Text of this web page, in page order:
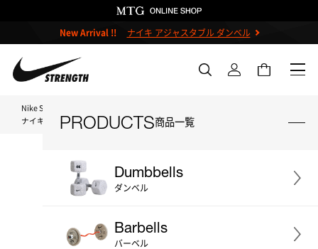
New Arrival !! ナイキ アジャスタブル ダンベル
＃バーベル ＃プレート
PRODUCTS商品一覧
Dumbbells
ダンベル
Barbells
バーベル
Nike Strength TOP
ナイキストレングス シールドカールバー (オレンジ) 10kg